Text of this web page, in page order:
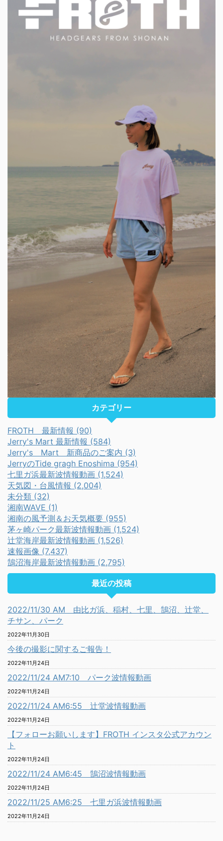
カテゴリー
FROTH 最新情報 (90)
Jerry's Mart 最新情報 (584)
Jerry's Mart 新商品のご案内 (3)
JerryのTide gragh Enoshima (954)
七里ガ浜最新波情報動画 (1,524)
天気図・台風情報 (2,004)
未分類 (32)
湘南WAVE (1)
湘南の風予測＆お天気概要 (955)
茅ヶ崎パーク最新波情報動画 (1,524)
辻堂海岸最新波情報動画 (1,526)
速報画像 (7,437)
鵠沼海岸最新波情報動画 (2,795)
最近の投稿
2022/11/30 AM 由比ガ浜、稲村、七里、鵠沼、辻堂、
チサン、パーク
2022年11月30日
今後の撮影に関するご報告！
2022年11月24日
2022/11/24 AM7:10 パーク波情報動画
2022年11月24日
2022/11/24 AM6:55 辻堂波情報動画
2022年11月24日
【フォローお願いします】FROTH インスタ公式アカウン
ト
2022年11月24日
2022/11/24 AM6:45 鵠沼波情報動画
2022年11月24日
2022/11/25 AM6:25 七里ガ浜波情報動画
2022年11月24日